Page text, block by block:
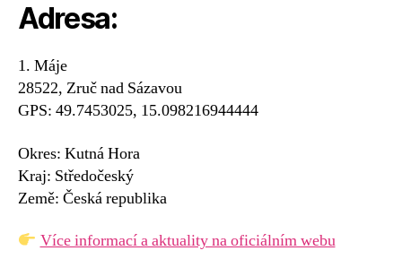
Adresa:
1. Máje
28522, Zruč nad Sázavou
GPS: 49.7453025, 15.098216944444
Okres: Kutná Hora
Kraj: Středočeský
Země: Česká republika
Více informací a aktuality na oficiálním webu